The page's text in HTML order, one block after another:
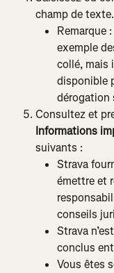
champ de texte.
Remarque
exemple
collé, mais
disponible
dérogation
Consultez et
Informations
suivants :
Strava
émettre et
conseils
Strava
conclus
Vous êtes